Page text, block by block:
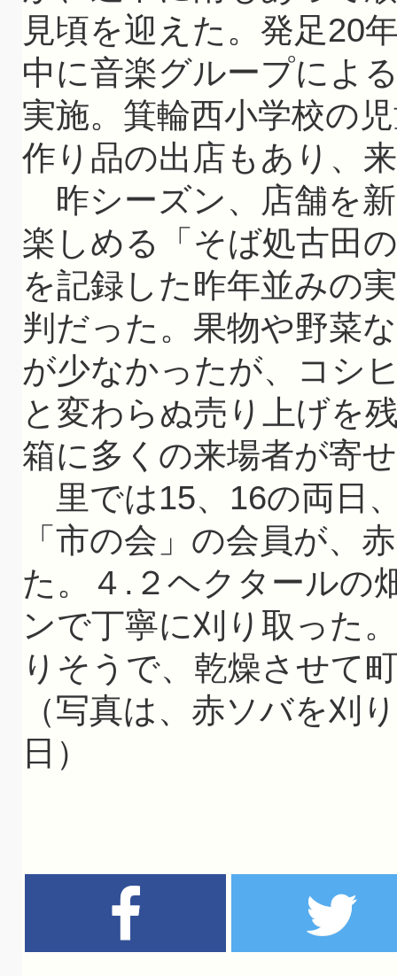
見頃を迎えた。発足20
中に音楽グループによ
実施。箕輪西小学校の
作り品の出店もあり、
昨シーズン、店舗を
楽しめる「そば処古田
を記録した昨年並みの
判だった。果物や野菜
が少なかったが、コシ
と変わらぬ売り上げを
箱に多くの来場者が寄
里では15、16の両日
「市の会」の会員が、
た。４.２ヘクタールの
ンで丁寧に刈り取った
りそうで、乾燥させて
（写真は、赤ソバを刈
日）